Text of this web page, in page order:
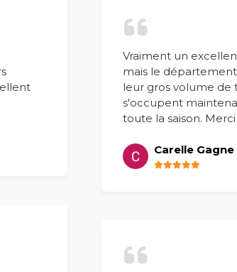
Vraiment un
mais le
leur gros volume de
s'occupent
toute la saison.
Carelle Gagne